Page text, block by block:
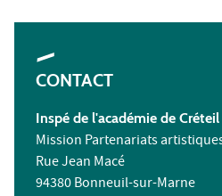
CONTACT
Inspé de l'académie de Créteil
Mission Partenariats
Rue Jean Macé
94380 Bonneuil-sur-Marne